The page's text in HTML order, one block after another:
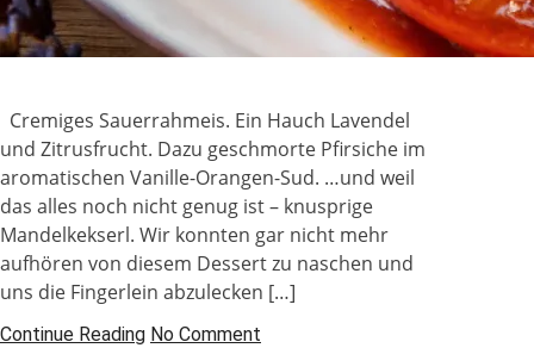
Cremiges Sauerrahmeis. Ein Hauch Lavendel
und Zitrusfrucht. Dazu geschmorte Pfirsiche im
aromatischen Vanille-Orangen-Sud. …und weil
das alles noch nicht genug ist – knusprige
Mandelkekserl. Wir konnten gar nicht mehr
aufhören von diesem Dessert zu naschen und
uns die Fingerlein abzulecken […]
Continue Reading No Comment